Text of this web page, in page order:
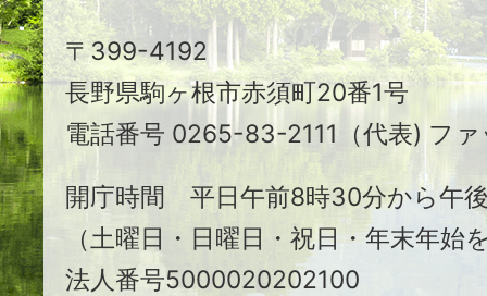
駒
ヶ
根
市
〒399-4192
長野県駒ヶ根市赤須町20番1号
電話番号 0265-83-2111（代表) フ
開庁時間 平日午前8時30分から午
（土曜日・日曜日・祝日・年末年始
法人番号5000020202100